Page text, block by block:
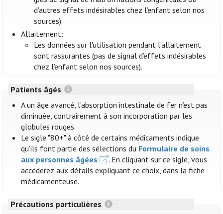
d’autres effets indésirables chez l’enfant selon nos
sources).
Allaitement:
Les données sur l'utilisation pendant l’allaitement
sont rassurantes (pas de signal d’effets indésirables
chez l’enfant selon nos sources).
Patients âgés
A un âge avancé, l’absorption intestinale de fer n’est pas
diminuée, contrairement à son incorporation par les
globules rouges.
Le sigle "80+" à côté de certains médicaments indique
qu’ils font partie des sélections du Formulaire de soins
aux personnes âgées
. En cliquant sur ce sigle, vous
accéderez aux détails expliquant ce choix, dans la fiche
médicamenteuse.
Précautions particulières